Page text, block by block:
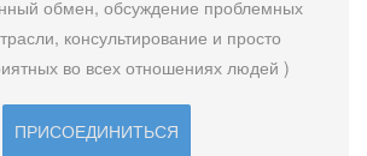
обмен, обсуждение проблемных
консультирование и просто
во всех отношениях людей )
ПРИСОЕДИНИТЬСЯ